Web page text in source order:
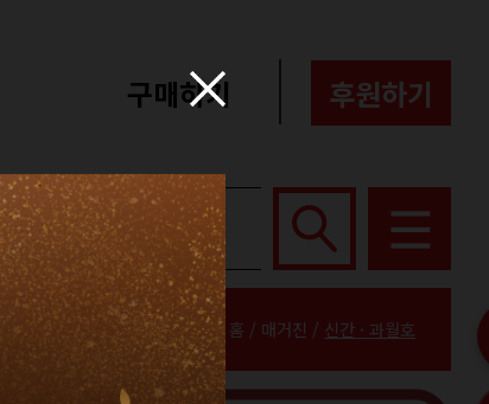
구매하기 후원하기
About
홈 / 매거진 / 신간 · 과월호